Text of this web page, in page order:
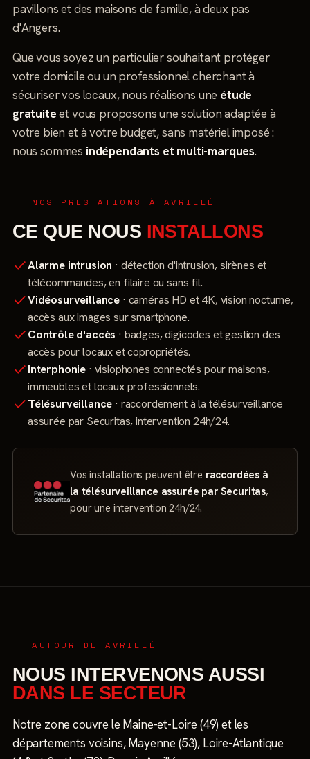
pavillons et des maisons de famille, à deux pas
d'Angers.
Que vous soyez un particulier souhaitant protéger
votre domicile ou un professionnel cherchant à
sécuriser vos locaux, nous réalisons une étude
gratuiteet vous proposons une solution adaptée à
votre bien et à votre budget, sans matériel imposé :
nous sommes indépendants et multi-marques.
NOS PRESTATIONS À AVRILLÉ
CE QUE NOUS INSTALLONS
Alarme intrusion · détection d'intrusion, sirènes et
télécommandes, en filaire ou sans fil.
Vidéosurveillance · caméras HD et 4K, vision nocturne,
accès aux images sur smartphone.
Contrôle d'accès · badges, digicodes et gestion des
accès pour locaux et copropriétés.
Interphonie · visiophones connectés pour maisons,
immeubles et locaux professionnels.
Télésurveillance · raccordement à la télésurveillance
assurée par Securitas, intervention 24h/24.
Vos installations peuvent être raccordées à
la télésurveillance assurée par Securitas,
pour une intervention 24h/24.
AUTOUR DE AVRILLÉ
NOUS INTERVENONS AUSSI
DANS LE SECTEUR
Notre zone couvre le Maine-et-Loire (49) et les
départements voisins, Mayenne (53), Loire-Atlantique